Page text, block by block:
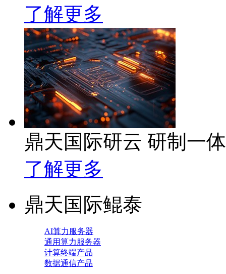
了解更多
鼎天国际研云 研制一
了解更多
鼎天国际鲲泰
AI算力服务器
通用算力服务器
计算终端产品
数据通信产品